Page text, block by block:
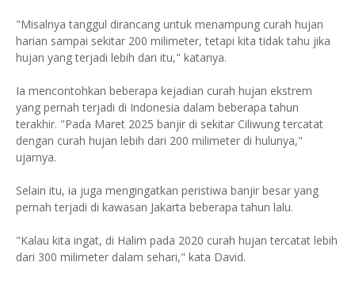
"Misalnya tanggul dirancang untuk menampung curah hujan
harian sampai sekitar 200 milimeter, tetapi kita tidak tahu jika
hujan yang terjadi lebih dari itu," katanya.
Ia mencontohkan beberapa kejadian curah hujan ekstrem
yang pernah terjadi di Indonesia dalam beberapa tahun
terakhir. "Pada Maret 2025 banjir di sekitar Ciliwung tercatat
dengan curah hujan lebih dari 200 milimeter di hulunya,"
ujarnya.
Selain itu, ia juga mengingatkan peristiwa banjir besar yang
pernah terjadi di kawasan Jakarta beberapa tahun lalu.
"Kalau kita ingat, di Halim pada 2020 curah hujan tercatat lebih
dari 300 milimeter dalam sehari," kata David.